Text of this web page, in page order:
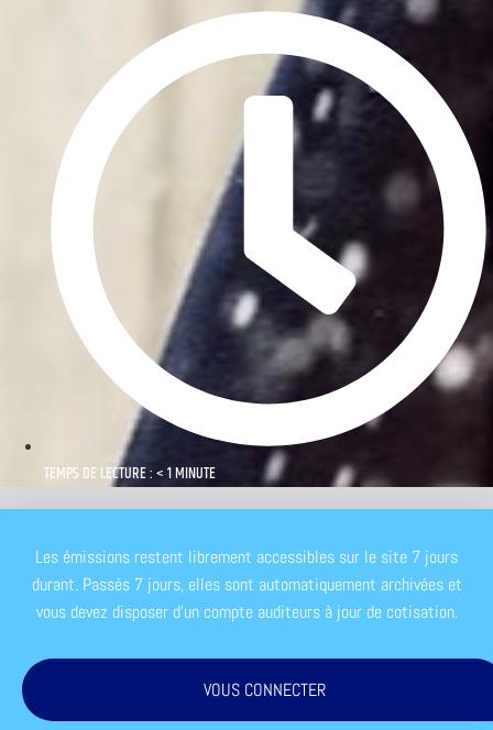
TEMPS DE LECTURE : < 1 MINUTE
Les émissions restent librement accessibles sur le site 7 jours
durant. Passés 7 jours, elles sont automatiquement archivées et
vous devez disposer d'un compte auditeurs à jour de cotisation.
VOUS CONNECTER